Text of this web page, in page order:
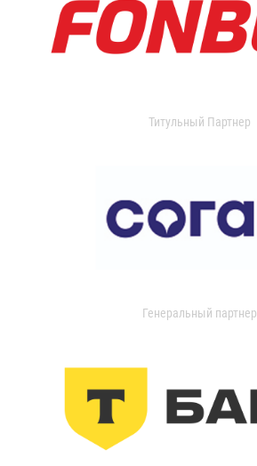
Титульный Партнер
Генеральный партнер